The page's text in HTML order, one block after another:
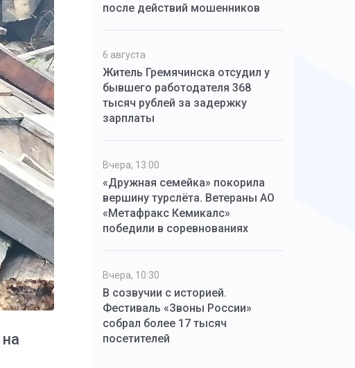
после действий мошенников
6 августа
Житель Гремячинска отсудил у
бывшего работодателя 368
тысяч рублей за задержку
зарплаты
Вчера, 13:00
«Дружная семейка» покорила
вершину турслёта. Ветераны АО
«Метафракс Кемикалс»
победили в соревнованиях
Вчера, 10:30
В созвучии с историей.
Фестиваль «Звоны России»
собрал более 17 тысяч
посетителей